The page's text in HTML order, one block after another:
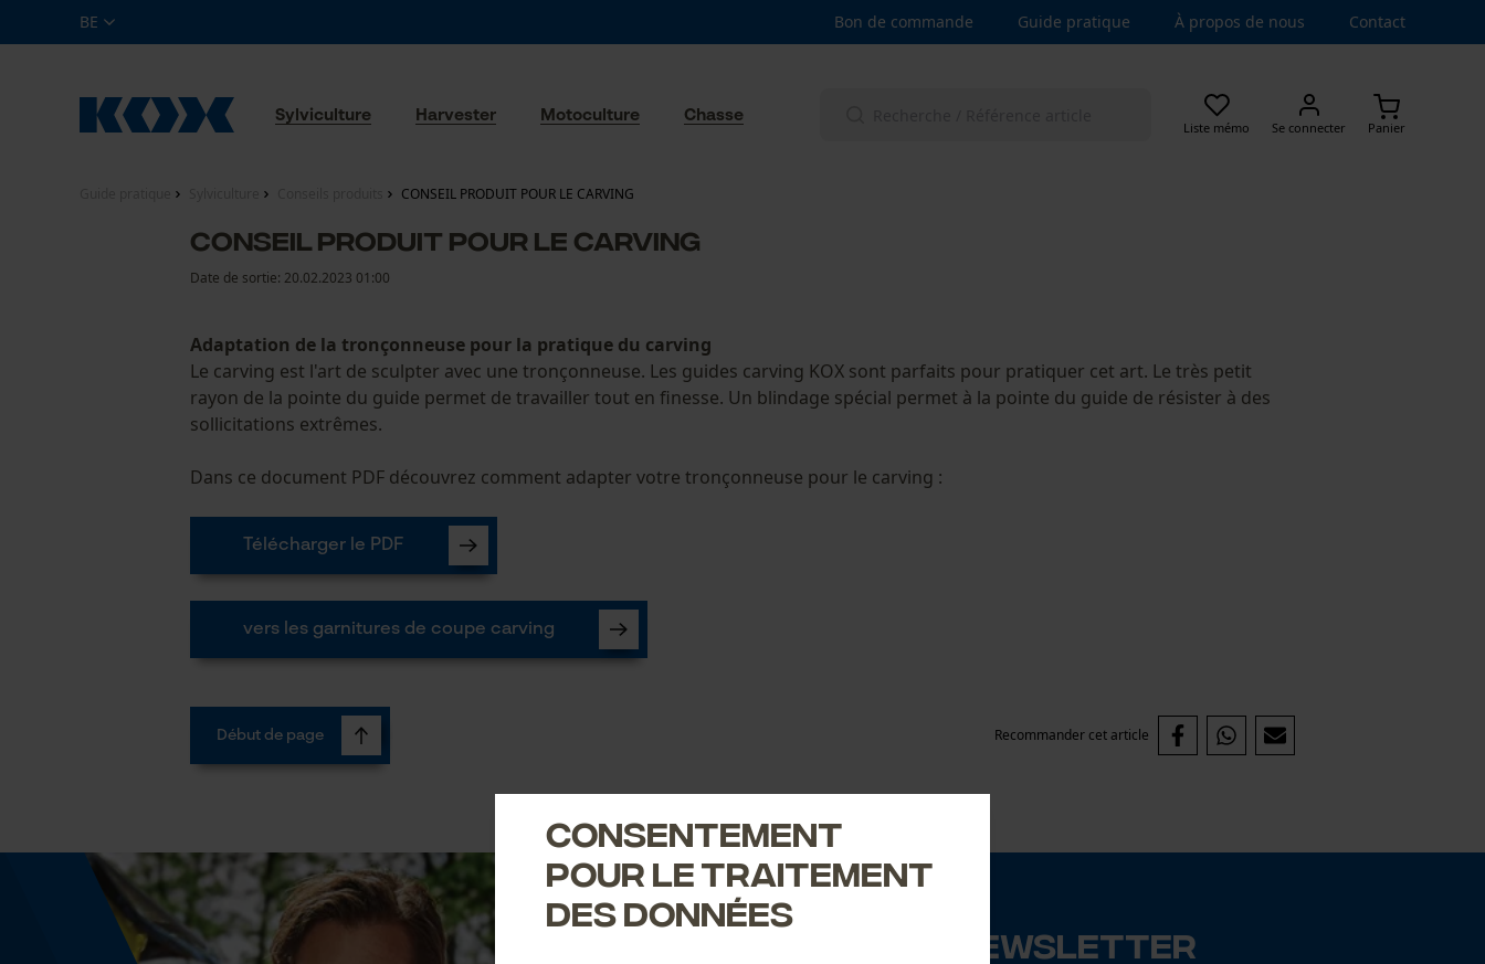
BE Bon de commande Guide pratique À propos de nous Contact
Liste mémo Se connecter Panier
Sylviculture Harvester Motoculture Chasse
CONSEIL PRODUIT POUR LE CARVING
CONSEIL PRODUIT POUR LE CARVING
Date de sortie: 20.02.2023 01:00
Adaptation de la tronçonneuse pour la pratique du carving
Le carving est l'art de sculpter avec une tronçonneuse. Les guides carving KOX sont parfaits pour pratiquer cet art. Le très petit
rayon de la pointe du guide permet de travailler tout en finesse. Un blindage spécial permet à la pointe du guide de résister à des
sollicitations extrêmes.
Dans ce document PDF découvrez comment adapter votre tronçonneuse pour le carving :
Télécharger le PDF
vers les garnitures de coupe carving
Début de page Recommander cet article
Newsletter
Consentement
pour le traitement
des données